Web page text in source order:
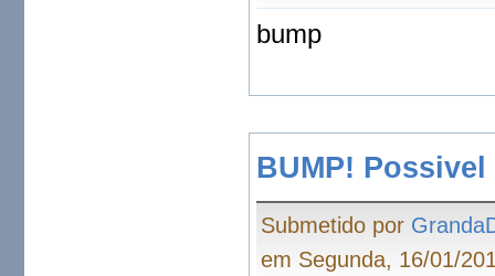
bump
BUMP!
Submetido por
em Segunda, 16/01/